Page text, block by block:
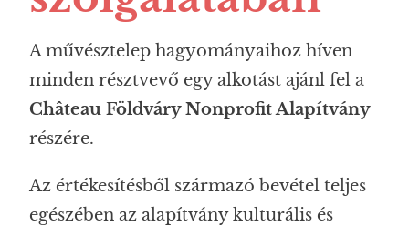
A művésztelep hagyományaihoz híven
minden résztvevő egy alkotást ajánl fel a
Château Földváry Nonprofit Alapítvány
részére.
Az értékesítésből származó bevétel teljes
egészében az alapítvány kulturális és